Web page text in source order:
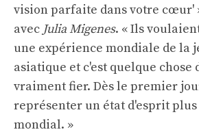
vision parfaite dans votre cœur'
avec Julia Migenes. « Ils
une expérience mondiale de la
asiatique et c'est quelque chose
vraiment fier. Dès le premier
représenter un état d'esprit
mondial. »